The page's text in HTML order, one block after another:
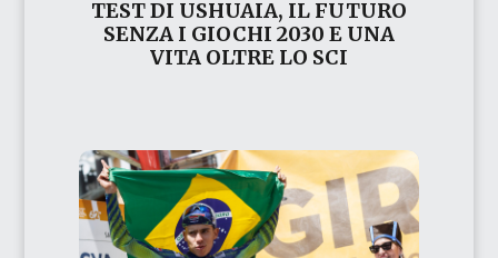
TEST DI USHUAIA, IL FUTURO
SENZA I GIOCHI 2030 E UNA
VITA OLTRE LO SCI